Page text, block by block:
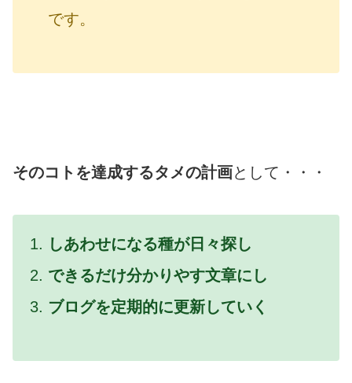
です。
そのコトを達成するタメの計画として・・・
しあわせになる種が日々探し
できるだけ分かりやす文章にし
ブログを定期的に更新していく